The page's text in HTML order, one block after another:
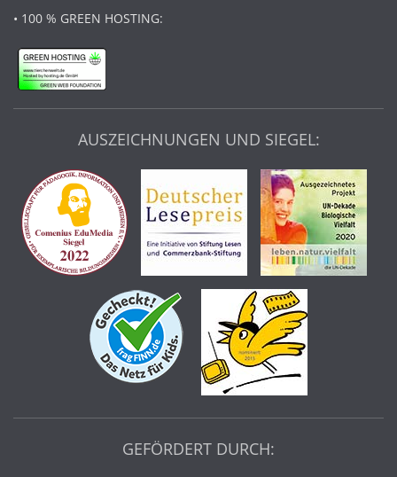
• 100 % GREEN HOSTING:
AUSZEICHNUNGEN UND SIEGEL:
GEFÖRDERT DURCH: